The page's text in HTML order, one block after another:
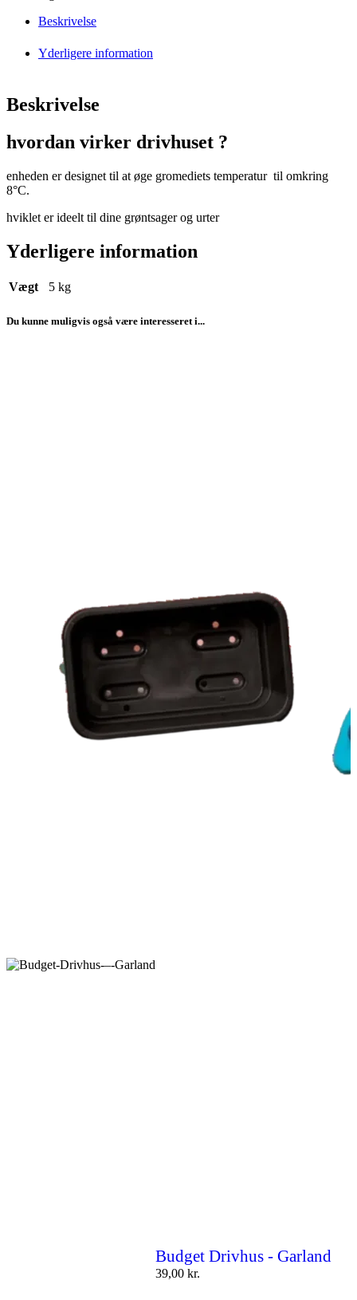
Beskrivelse
Yderligere information
Beskrivelse
hvordan virker drivhuset ?
enheden er designet til at øge gromediets temperatur til omkring
8°C.
hviklet er ideelt til dine grøntsager og urter
Yderligere information
Vægt 5 kg
Du kunne muligvis også være interesseret i...
Budget Drivhus - Garland
39,00 kr.